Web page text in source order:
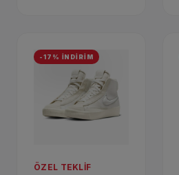
-17% İNDİRİM
ÖZEL TEKLIF